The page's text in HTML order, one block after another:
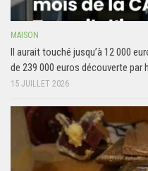
MAISON
Il aurait touché jusqu’à 12 000
de 239 000 euros découverte par
15 JUILLET 2026